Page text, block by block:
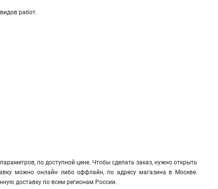
работ.
по доступной цене. Чтобы сделать заказ, нужно открыть
можно онлайн либо оффлайн, по адресу магазина в Москве.
доставку по всем регионам России.